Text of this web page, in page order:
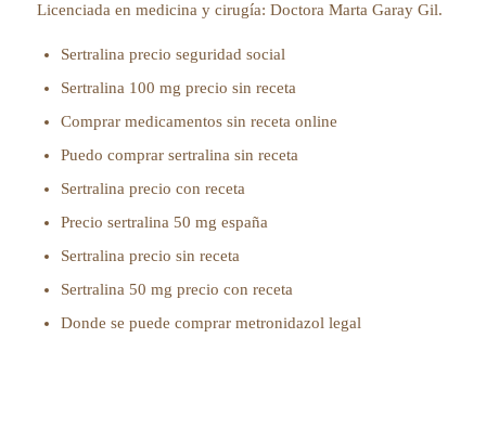
Licenciada en medicina y cirugía: Doctora Marta Garay Gil.
Sertralina precio seguridad social
Sertralina 100 mg precio sin receta
Comprar medicamentos sin receta online
Puedo comprar sertralina sin receta
Sertralina precio con receta
Precio sertralina 50 mg españa
Sertralina precio sin receta
Sertralina 50 mg precio con receta
Donde se puede comprar metronidazol legal